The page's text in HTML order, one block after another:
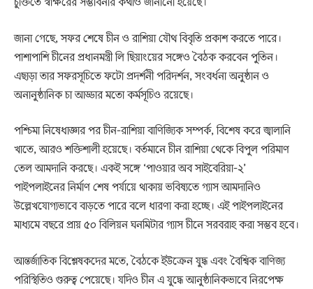
জানা গেছে, সফর শেষে চীন ও রাশিয়া যৌথ বিবৃতি প্রকাশ করতে পারে।
পাশাপাশি চীনের প্রধানমন্ত্রী লি ছিয়াংয়ের সঙ্গেও বৈঠক করবেন পুতিন।
এছাড়া তার সফরসূচিতে ফটো প্রদর্শনী পরিদর্শন, সংবর্ধনা অনুষ্ঠান ও
অনানুষ্ঠানিক চা আড্ডার মতো কর্মসূচিও রয়েছে।
পশ্চিমা নিষেধাজ্ঞার পর চীন-রাশিয়া বাণিজ্যিক সম্পর্ক, বিশেষ করে জ্বালানি
খাতে, আরও শক্তিশালী হয়েছে। বর্তমানে চীন রাশিয়া থেকে বিপুল পরিমাণ
তেল আমদানি করছে। একই সঙ্গে ‘পাওয়ার অব সাইবেরিয়া-২’
পাইপলাইনের নির্মাণ শেষ পর্যায়ে থাকায় ভবিষ্যতে গ্যাস আমদানিও
উল্লেখযোগ্যভাবে বাড়তে পারে বলে ধারণা করা হচ্ছে। এই পাইপলাইনের
মাধ্যমে বছরে প্রায় ৫০ বিলিয়ন ঘনমিটার গ্যাস চীনে সরবরাহ করা সম্ভব হবে।
আন্তর্জাতিক বিশ্লেষকদের মতে, বৈঠকে ইউক্রেন যুদ্ধ এবং বৈশ্বিক বাণিজ্য
পরিস্থিতিও গুরুত্ব পেয়েছে। যদিও চীন এ যুদ্ধে আনুষ্ঠানিকভাবে নিরপেক্ষ